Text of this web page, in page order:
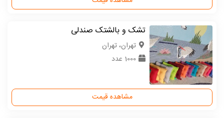
تشک و بالشتک صندلی
تهران، تهران
1000 عدد
مشاهده قیمت